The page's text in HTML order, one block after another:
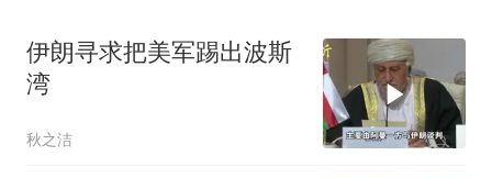
伊朗寻求把美军踢出波斯
湾
秋之洁